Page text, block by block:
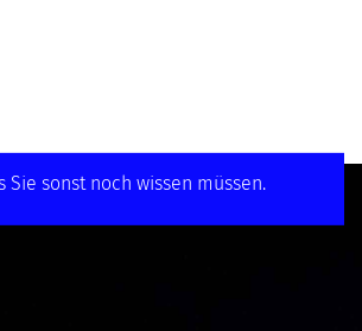
Sie sonst noch wissen müssen.